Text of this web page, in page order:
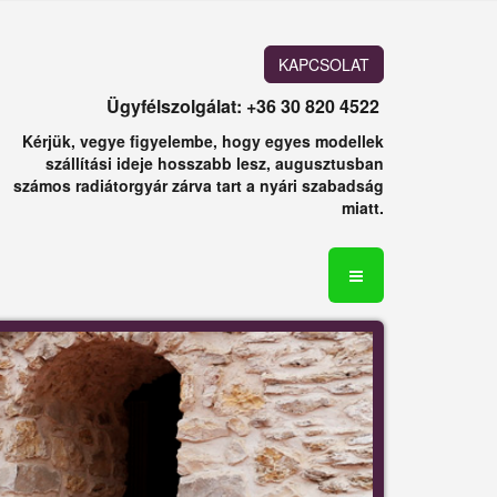
KAPCSOLAT
Ügyfélszolgálat: +36 30 820 4522
Kérjük, vegye figyelembe, hogy egyes modellek
szállítási ideje hosszabb lesz, augusztusban
számos radiátorgyár zárva tart a nyári szabadság
miatt.